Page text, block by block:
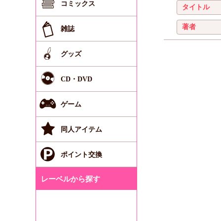
コミックス
雑誌
グッズ
CD・DVD
ゲーム
同人アイテム
ポイント交換
レーベルから探す